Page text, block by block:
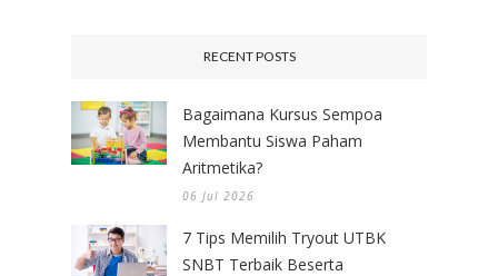
RECENT POSTS
Bagaimana Kursus Sempoa
Membantu Siswa Paham
Aritmetika?
06 Jul 2026
7 Tips Memilih Tryout UTBK
SNBT Terbaik Beserta